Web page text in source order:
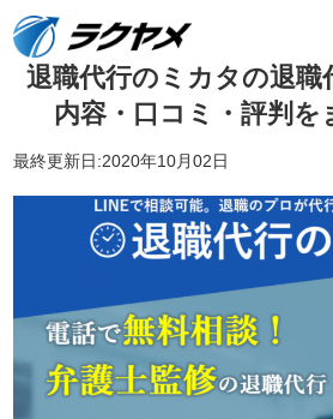
退職代行のミカタの退職
内容・口コミ・評判を
最終更新日:2020年10月02日